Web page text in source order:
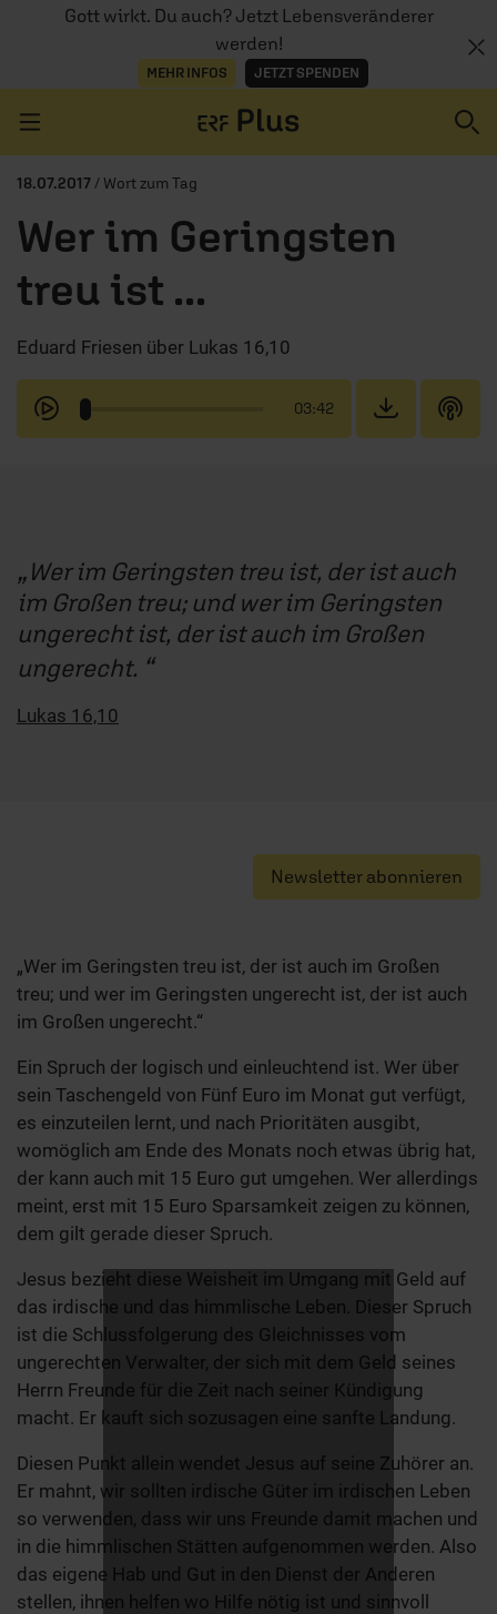
Gott wirkt. Du auch? Jetzt Lebensveränderer
werden!
MEHR INFOS JETZT SPENDEN
AUDIOTHEK
PROGRAMM
MITMACHEN
PODCASTS
18.07.2017 / Wort zum Tag
Wer im Geringsten
treu ist ...
Eduard Friesen über Lukas 16,10
03:42
Wer im Geringsten treu ist, der ist auch
im Großen treu; und wer im Geringsten
ungerecht ist, der ist auch im Großen
ungerecht.
Lukas 16,10
Newsletter abonnieren
„Wer im Geringsten treu ist, der ist auch im Großen
treu; und wer im Geringsten ungerecht ist, der ist auch
im Großen ungerecht.“
Ein Spruch der logisch und einleuchtend ist. Wer über
sein Taschengeld von Fünf Euro im Monat gut verfügt,
es einzuteilen lernt, und nach Prioritäten ausgibt,
womöglich am Ende des Monats noch etwas übrig hat,
der kann auch mit 15 Euro gut umgehen. Wer allerdings
meint, erst mit 15 Euro Sparsamkeit zeigen zu können,
dem gilt gerade dieser Spruch.
Jesus bezieht diese Weisheit im Umgang mit Geld auf
das irdische und das himmlische Leben. Dieser Spruch
ist die Schlussfolgerung des Gleichnisses vom
ungerechten Verwalter, der sich mit dem Geld seines
Herrn Freunde für die Zeit nach seiner Kündigung
macht. Er kauft sich sozusagen eine sanfte Landung.
Diesen Punkt allein wendet Jesus auf seine Zuhörer an.
Er mahnt, wir sollten irdische Güter im irdischen Leben
so verwenden, dass wir uns Freunde damit machen und
in die himmlischen Stätten aufgenommen werden. Also
das eigene Hab und Gut in den Dienst der Anderen
stellen, ihnen helfen wo Hilfe nötig ist und sinnvoll